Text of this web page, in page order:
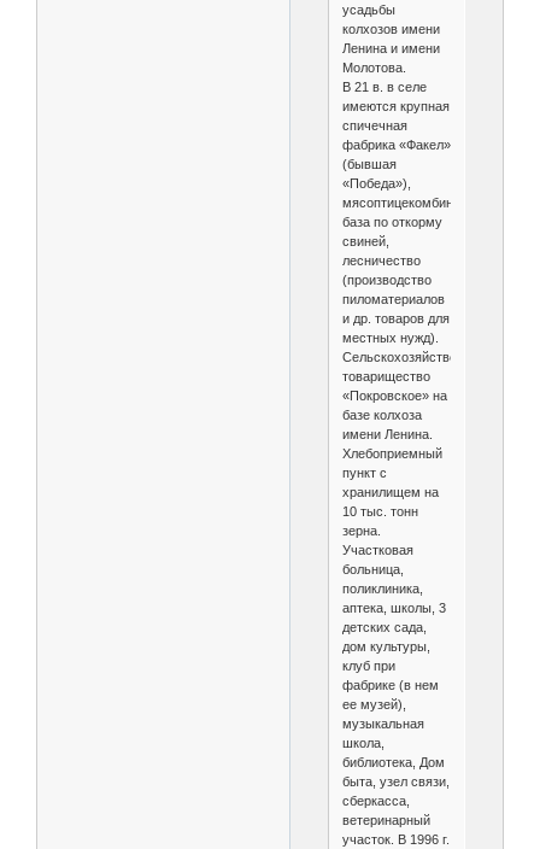
усадьбы
колхозов имени
Ленина и имени
Молотова.
В 21 в. в селе
имеются крупная
спичечная
фабрика «Факел»
(бывшая
«Победа»),
мясоптицекомбинат,
база по откорму
свиней,
лесничество
(производство
пиломатериалов
и др. товаров для
местных нужд).
Сельскохозяйственное
товарищество
«Покровское» на
базе колхоза
имени Ленина.
Хлебоприемный
пункт с
хранилищем на
10 тыс. тонн
зерна.
Участковая
больница,
поликлиника,
аптека, школы, 3
детских сада,
дом культуры,
клуб при
фабрике (в нем
ее музей),
музыкальная
школа,
библиотека, Дом
быта, узел связи,
сберкасса,
ветеринарный
участок. В 1996 г.